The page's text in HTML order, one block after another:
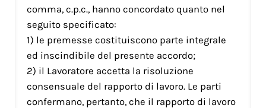
comma, c.p.c., hanno concordato quanto nel
seguito specificato:
1) le premesse costituiscono parte integrale
ed inscindibile del presente accordo;
2) il Lavoratore accetta la risoluzione
consensuale del rapporto di lavoro. Le parti
confermano, pertanto, che il rapporto di lavoro